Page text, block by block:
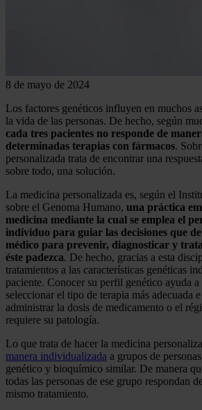
8 de mayo de 2024
Los factores genéticos influyen en muchos
la vida de las personas. De hecho, según
cada tres pacientes no responde de
determinadas terapias con fármacos.
personalizada trata de encontrar una
sobre todo, una solución.
La medicina personalizada es, según el
sobre el Genoma Humano, una práctica
medicina mediante la cual se emplea el
individuo para guiar las decisiones que
médico para prevenir, diagnosticar y
éste padezca. De hecho, gracias a esta
tratamientos a las características genéticas
paciente. Conocer su perfil genético ayuda a
seleccionar el tipo de terapia más adecuada
administrar la dosis de medicamento o el
requiere su patología.
Lo que trata de hacer la medicina
manera individualizada a grupos de
genético y bioquímico similar. De manera
todas las personas de ese grupo respondan
mismo tratamiento.